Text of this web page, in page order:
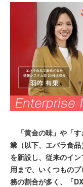
「黄金の味」や「す
業（以下、エバラ食
を新設し、従来のイ
用まで、いくつもの
務の割合が多く、「